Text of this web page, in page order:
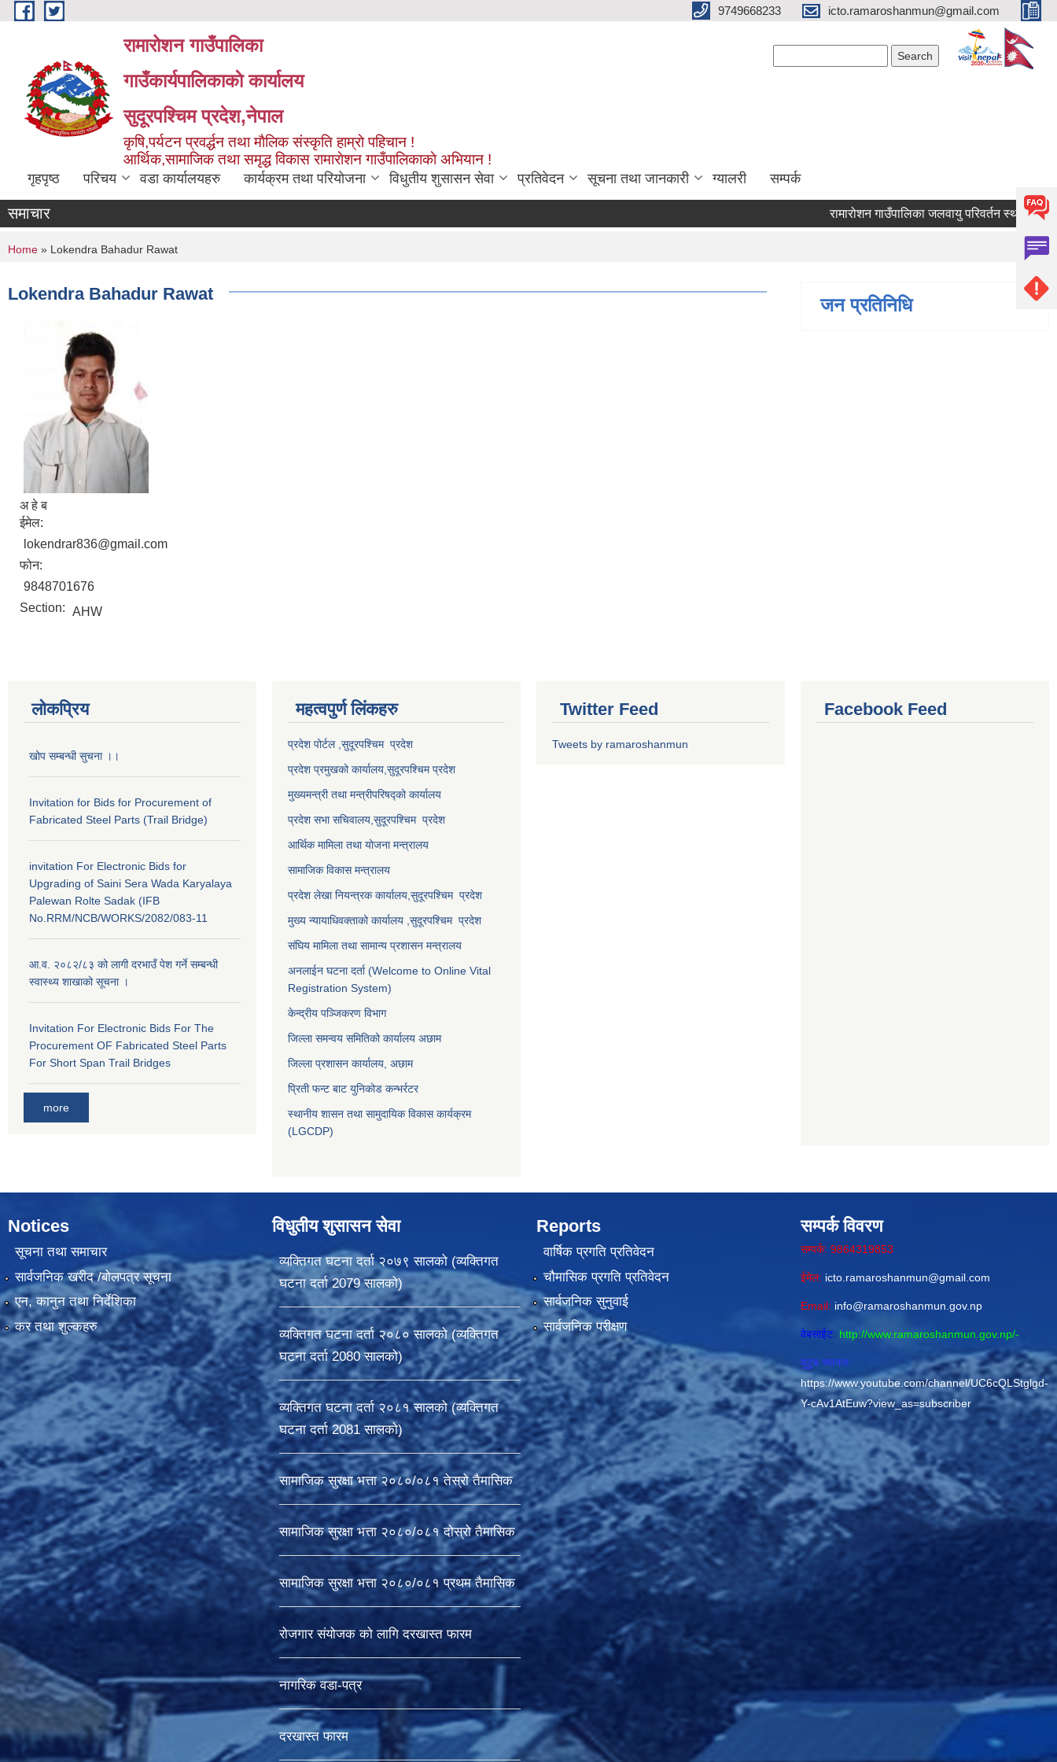
Skip to main content 9749668233 icto.ramaroshanmun@gmail.com
रामारोशन गाउँपालिका
गाउँकार्यपालिकाकाे कार्यालय
सुदूरपश्चिम प्रदेश,नेपाल
कृषि,पर्यटन प्रवर्द्धन तथा माैलिक संस्कृति हाम्राे पहिचान !
आर्थिक,सामाजिक तथा समृद्ध विकास रामाराेशन गाउँपालिकाकाे अभियान !
गृहपृष्ठ परिचय वडा कार्यालयहरु कार्यक्रम तथा परियोजना विधुतीय शुसासन सेवा प्रतिवेदन सूचना तथा जानकारी ग्यालरी सम्पर्क
समाचार रामारोशन गाउँपालिका जलवायु परिवर्तन स्थानीय
You are here
Home » Lokendra Bahadur Rawat
Lokendra Bahadur Rawat
अ हे ब
ईमेल:
lokendrar836@gmail.com
फोन:
9848701676
Section: AHW
जन प्रतिनिधि
लोकप्रिय
खोप सम्बन्धी सुचना ।।
Invitation for Bids for Procurement of
Fabricated Steel Parts (Trail Bridge)
invitation For Electronic Bids for
Upgrading of Saini Sera Wada Karyalaya
Palewan Rolte Sadak (IFB
No.RRM/NCB/WORKS/2082/083-11
आ.व. २०८२/८३ को लागी दरभाउँ पेश गर्ने सम्बन्धी
स्वास्थ्य शाखाको सूचना ।
Invitation For Electronic Bids For The
Procurement OF Fabricated Steel Parts
For Short Span Trail Bridges
more
महत्वपुर्ण लि‌ंकहरु
प्रदेश पोर्टल ,सुदूरपश्चिम प्रदेश
प्रदेश प्रमुखको कार्यालय, सुदूरपश्चिमप्रदेश
मुख्यमन्त्री तथा मन्त्रीपरिषद्को कार्यालय
प्रदेश सभा सचिवालय, सुदूरपश्चिम प्रदेश
आर्थिक मामिला तथा योजना मन्त्रालय
सामाजिक विकास मन्त्रालय
प्रदेश लेखा नियन्त्रक कार्यालय, सुदूरपश्चिम प्रदेश
मुख्य न्यायाधिवक्ताको कार्यालय , सुदूरपश्चिम प्रदेश
संघिय मामिला तथा सामान्य प्रशासन मन्त्रालय
अनलाईन घटना दर्ता (Welcome to Online Vital
Registration System)
केन्द्रीय पञ्जिकरण विभाग
जिल्ला समन्वय समितिको कार्यालय अछाम
जिल्ला प्रशासन कार्यालय, अछाम
प्रिती फन्ट बाट युनिकोड कन्भर्रटर
स्थानीय शासन तथा सामुदायिक विकास कार्यक्रम
(LGCDP)
Twitter Feed
Tweets by ramaroshanmun
Facebook Feed
Notices
सूचना तथा समाचार
सार्वजनिक खरीद /बोलपत्र सूचना
एन, कानुन तथा निर्देशिका
कर तथा शुल्कहरु
विधुतीय शुसासन सेवा
व्यक्तिगत घटना दर्ता २०७९ सालको (व्यक्तिगत
घटना दर्ता 2079 सालको)
व्यक्तिगत घटना दर्ता २०८० सालको (व्यक्तिगत
घटना दर्ता 2080 सालको)
व्यक्तिगत घटना दर्ता २०८१ सालको (व्यक्तिगत
घटना दर्ता 2081 सालको)
सामाजिक सुरक्षा भत्ता २०८०/०८१ तेस्रो तैमासिक
सामाजिक सुरक्षा भत्ता २०८०/०८१ दोस्रो तैमासिक
सामाजिक सुरक्षा भत्ता २०८०/०८१ प्रथम तैमासिक
रोजगार संयोजक को लागि दरखास्त फारम
नागरिक वडा-पत्र
दरखास्त फारम
Reports
वार्षिक प्रगति प्रतिवेदन
चौमासिक प्रगति प्रतिवेदन
सार्वजनिक सुनुवाई
सार्वजनिक परीक्षण
सम्पर्क विवरण
सम्पर्क: 9864319853
ईमेल: icto.ramaroshanmun@gmail.com
Email: info@ramaroshanmun.gov.np
वेबसाईट: http://www.ramaroshanmun.gov.np/-
युटुब च्यानल:
https://www.youtube.com/channel/UC6cQLStglgd-
Y-cAv1AtEuw?view_as=subscriber